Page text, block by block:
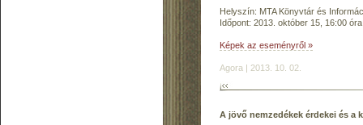
Helyszín: MTA Könyvtár és
Időpont: 2013. október 15, 16:00 óra
Képek az eseményről »
Agora | 2013. 10. 02.
A jövő nemzedékek érdekei és a